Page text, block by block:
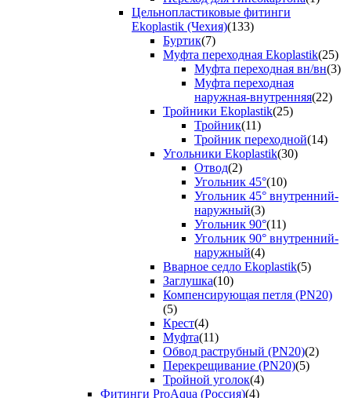
Цельнопластиковые фитинги
Ekoplastik (Чехия)(133)
Буртик(7)
Муфта переходная Ekoplastik(25)
Муфта переходная вн/вн(3)
Муфта переходная
наружная-внутренняя(22)
Тройники Ekoplastik(25)
Тройник(11)
Тройник переходной(14)
Угольники Ekoplastik(30)
Отвод(2)
Угольник 45°(10)
Угольник 45° внутренний-
наружный(3)
Угольник 90°(11)
Угольник 90° внутренний-
наружный(4)
Вварное седло Ekoplastik(5)
Заглушка(10)
Компенсирующая петля (PN20)
(5)
Крест(4)
Муфта(11)
Обвод раструбный (PN20)(2)
Перекрещивание (PN20)(5)
Тройной уголок(4)
Фитинги ProAqua (Россия)(4)